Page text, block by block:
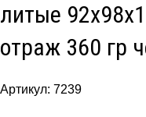
литые
отраж 360 гр
Артикул: 7239